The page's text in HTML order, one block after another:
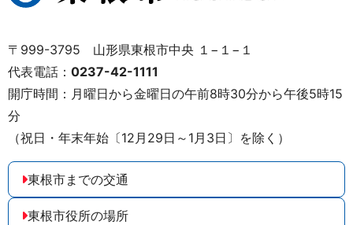
〒999-3795 山形県東根市中央 １−１−１
代表電話： 0237-42-1111
開庁時間：月曜日から金曜日の午前8時30分から午後5時15
分
（祝日・年末年始〔12月29日～1月3日〕を除く）
東根市までの交通
東根市役所の場所